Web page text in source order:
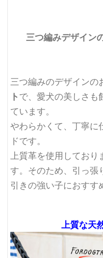
三つ編みデザイン
三つ編みのデザインの
トで、愛犬の美しさも
ています。
やわらかくて、丁寧に
ドです。
上質革を使用してお
す。そのため、引っ張
引きの強い子におすす
上質な天